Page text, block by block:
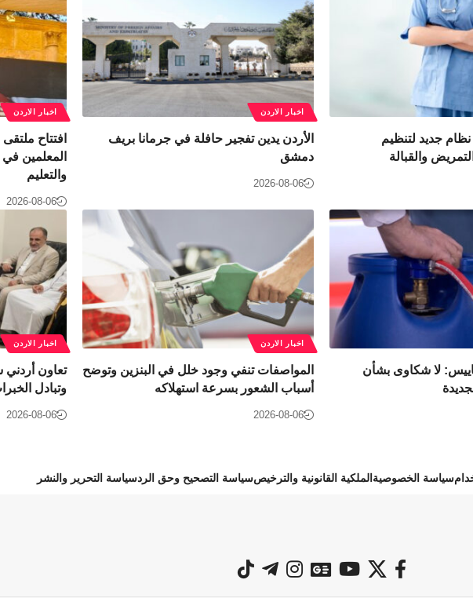
نظام جديد لتنظيم
والقبالة
اخبار الاردن
الأردن يدين تفجير حافلة في جرمانا بريف
دمشق
2026-08-06
اخبار الاردن
افتتاح ملتقى
المعلمين
والتعليم
2026-08-06
لا شكاوى بشأن
اخبار الاردن
المواصفات تنفي وجود خلل في البنزين وتوضح
أسباب الشعور بسرعة استهلاكه
2026-08-06
اخبار الاردن
تعاون
وتبادل
2026-08-06
سياسة الخصوصية الملكية القانونية والترخيصسياسة التصحيح وحق الردسياسة التحرير والنشر